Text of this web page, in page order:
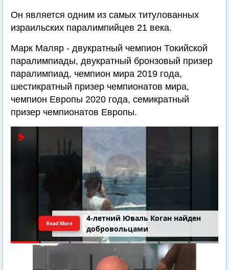
Он является одним из самых титулованных
израильских паралимпийцев 21 века.
Марк Маляр - двукратный чемпион Токийской
паралимпиады, двукратный бронзовый призер
паралимпиад, чемпион мира 2019 года,
шестикратный призер чемпионатов мира,
чемпион Европы 2020 года, семикратный
призер чемпионатов Европы.
4-летний Юваль Коган найден
добровольцами
Read More